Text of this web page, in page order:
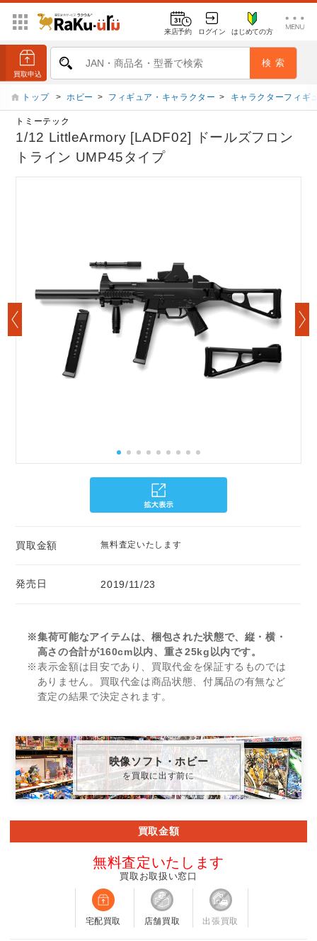
来店予約 ログイン はじめての方
トップ > ホビー > フィギュア・キャラクター > キャラクターフィギ
トミーテック
1/12 LittleArmory [LADF02] ドールズフロン
トライン UMP45タイプ
買取金額 無料査定いたします
発売日 2019/11/23
※集荷可能なアイテムは、梱包された状態で、縦・横・
高さの合計が160cm以内、重さ25kg以内です。
※表示金額は目安であり、買取代金を保証するものでは
ありません。買取代金は商品状態、付属品の有無など
査定の結果で決定されます。
映像ソフト・ホビー
を買取に出す前に
買取金額
無料査定いたします
買取お取扱い窓口
宅配買取 店舗買取 出張買取